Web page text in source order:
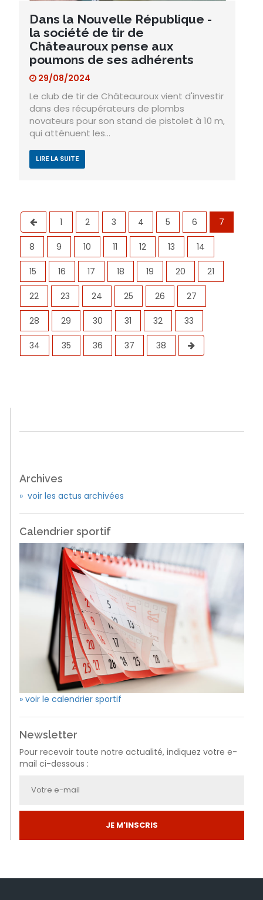
Dans la Nouvelle République -
la société de tir de
Châteauroux pense aux
poumons de ses adhérents
29/08/2024
Le club de tir de Châteauroux vient d'investir
dans des récupérateurs de plombs
novateurs pour son stand de pistolet à 10 m,
qui atténuent les…
LIRE LA SUITE
1 2 3 4 5 6 7
8 9 10 11 12 13 14
15 16 17 18 19 20 21
22 23 24 25 26 27
28 29 30 31 32 33
34 35 36 37 38
Archives
» voir les actus archivées
Calendrier sportif
» voir le calendrier sportif
Newsletter
Pour recevoir toute notre actualité, indiquez votre e-
mail ci-dessous :
JE M'INSCRIS